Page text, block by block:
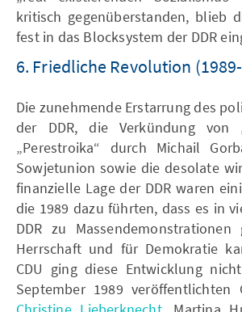
kritisch gegenüberstanden, blieb
fest in das Blocksystem der DDR
6. Friedliche Revolution
Die zunehmende Erstarrung des
der DDR, die Verkündung von
„Perestroika“ durch Michail
Sowjetunion sowie die desolate
finanzielle Lage der DDR waren
die 1989 dazu führten, dass es in
DDR zu Massendemonstrationen
Herrschaft und für Demokratie
CDU ging diese Entwicklung
September 1989 veröffentlichten